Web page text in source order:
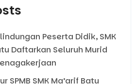
Peserta Didik, SMK
Daftarkan Seluruh Murid
SPMB SMK Ma’arif Batu